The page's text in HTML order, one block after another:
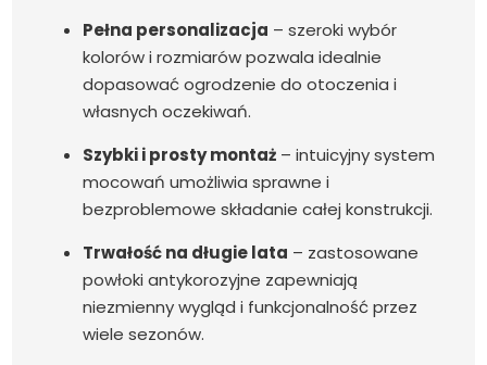
Pełna personalizacja – szeroki wybór
kolorów i rozmiarów pozwala idealnie
dopasować ogrodzenie do otoczenia i
własnych oczekiwań.
Szybki i prosty montaż – intuicyjny system
mocowań umożliwia sprawne i
bezproblemowe składanie całej konstrukcji.
Trwałość na długie lata – zastosowane
powłoki antykorozyjne zapewniają
niezmienny wygląd i funkcjonalność przez
wiele sezonów.